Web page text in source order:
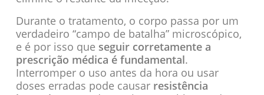
Durante o tratamento, o corpo passa por um
verdadeiro “campo de batalha” microscópico,
e é por isso que seguir corretamente a
prescrição médica é fundamental.
Interromper o uso antes da hora ou usar
doses erradas pode causar resistência